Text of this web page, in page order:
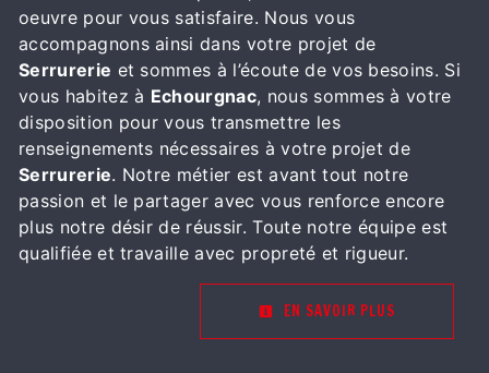
oeuvre pour vous satisfaire. Nous vous
accompagnons ainsi dans votre projet de
Serrurerie et sommes à l’écoute de vos besoins. Si
vous habitez à Echourgnac, nous sommes à votre
disposition pour vous transmettre les
renseignements nécessaires à votre projet de
Serrurerie. Notre métier est avant tout notre
passion et le partager avec vous renforce encore
plus notre désir de réussir. Toute notre équipe est
qualifiée et travaille avec propreté et rigueur.
EN SAVOIR PLUS